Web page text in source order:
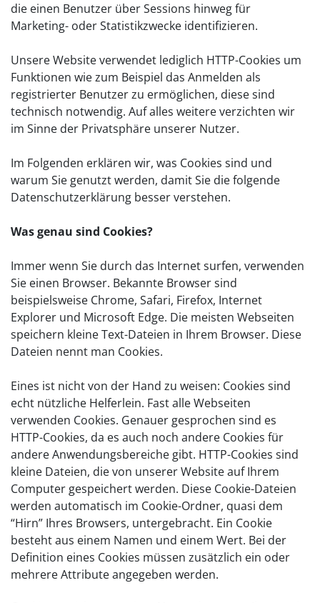
die einen Benutzer über Sessions hinweg für
Marketing- oder Statistikzwecke identifizieren.
Unsere Website verwendet lediglich HTTP-Cookies um
Funktionen wie zum Beispiel das Anmelden als
registrierter Benutzer zu ermöglichen, diese sind
technisch notwendig. Auf alles weitere verzichten wir
im Sinne der Privatsphäre unserer Nutzer.
Im Folgenden erklären wir, was Cookies sind und
warum Sie genutzt werden, damit Sie die folgende
Datenschutzerklärung besser verstehen.
Was genau sind Cookies?
Immer wenn Sie durch das Internet surfen, verwenden
Sie einen Browser. Bekannte Browser sind
beispielsweise Chrome, Safari, Firefox, Internet
Explorer und Microsoft Edge. Die meisten Webseiten
speichern kleine Text-Dateien in Ihrem Browser. Diese
Dateien nennt man Cookies.
Eines ist nicht von der Hand zu weisen: Cookies sind
echt nützliche Helferlein. Fast alle Webseiten
verwenden Cookies. Genauer gesprochen sind es
HTTP-Cookies, da es auch noch andere Cookies für
andere Anwendungsbereiche gibt. HTTP-Cookies sind
kleine Dateien, die von unserer Website auf Ihrem
Computer gespeichert werden. Diese Cookie-Dateien
werden automatisch im Cookie-Ordner, quasi dem
“Hirn” Ihres Browsers, untergebracht. Ein Cookie
besteht aus einem Namen und einem Wert. Bei der
Definition eines Cookies müssen zusätzlich ein oder
mehrere Attribute angegeben werden.